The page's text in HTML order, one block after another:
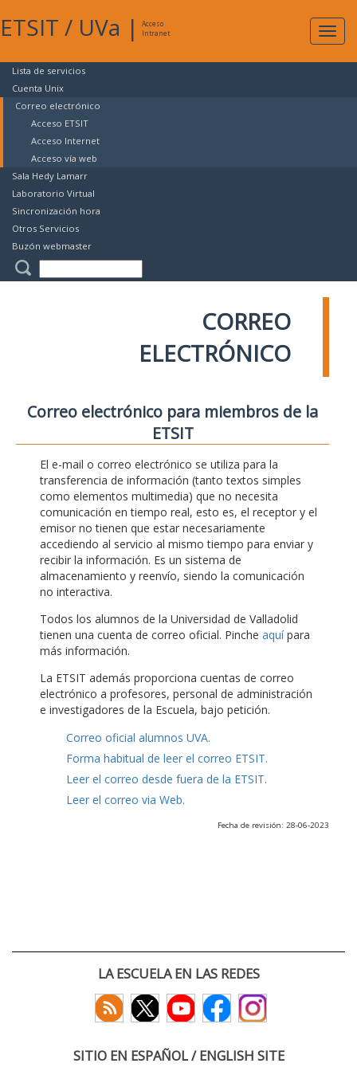
ETSIT / UVa |
Acceso
Intranet
Lista de servicios
Cuenta Unix
Correo electrónico
Acceso ETSIT
Acceso Internet
Acceso vía web
Sala Hedy Lamarr
Laboratorio Virtual
Sincronización hora
Otros Servicios
Buzón webmaster
CORREO
ELECTRÓNICO
Correo electrónico para miembros de la
ETSIT
El e-mail o correo electrónico se utiliza para la
transferencia de información (tanto textos simples
como elementos multimedia) que no necesita
comunicación en tiempo real, esto es, el receptor y el
emisor no tienen que estar necesariamente
accediendo al servicio al mismo tiempo para enviar y
recibir la información. Es un sistema de
almacenamiento y reenvío, siendo la comunicación
no interactiva.
Todos los alumnos de la Universidad de Valladolid
tienen una cuenta de correo oficial. Pinche aquípara
más información.
La ETSIT además proporciona cuentas de correo
electrónico a profesores, personal de administración
e investigadores de la Escuela, bajo petición.
Correo oficial alumnos UVA.
Forma habitual de leer el correo ETSIT.
Leer el correo desde fuera de la ETSIT.
Leer el correo via Web.
Fecha de revisión: 28-06-2023
LA ESCUELA EN LAS REDES
SITIO EN ESPAÑOL / ENGLISH SITE